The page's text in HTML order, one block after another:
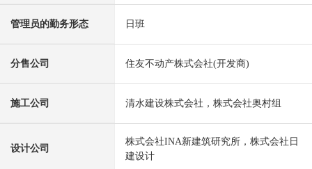
管理员的勤务形态 日班
分售公司 住友不动产株式会社(开发商)
施工公司 清水建设株式会社，株式会社奥村组
设计公司
株式会社INA新建筑研究所，株式会社日
建设计